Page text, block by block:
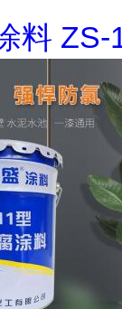
料 ZS-